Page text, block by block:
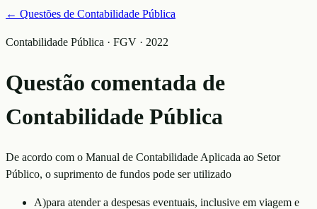
← Questões de Contabilidade Pública
Contabilidade Pública · FGV · 2022
Questão comentada de
Contabilidade Pública
De acordo com o Manual de Contabilidade Aplicada ao Setor
Público, o suprimento de fundos pode ser utilizado
A)para atender a despesas eventuais, inclusive em viagem e